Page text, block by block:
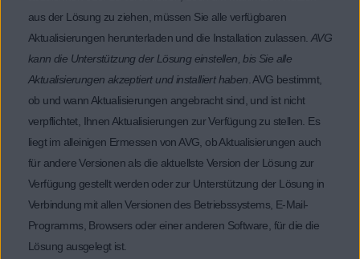
aus der Lösung zu ziehen, müssen Sie alle verfügbaren
Aktualisierungen herunterladen und die Installation zulassen. AVG
kann die Unterstützung der Lösung einstellen, bis Sie alle
Aktualisierungen akzeptiert und installiert haben . AVG bestimmt,
ob und wann Aktualisierungen angebracht sind, und ist nicht
verpflichtet, Ihnen Aktualisierungen zur Verfügung zu stellen. Es
liegt im alleinigen Ermessen von AVG, ob Aktualisierungen auch
für andere Versionen als die aktuellste Version der Lösung zur
Verfügung gestellt werden oder zur Unterstützung der Lösung in
Verbindung mit allen Versionen des Betriebssystems, E-Mail-
Programms, Browsers oder einer anderen Software, für die die
Lösung ausgelegt ist.